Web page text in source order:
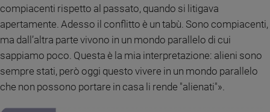
compiacenti rispetto al passato, quando si litigava
apertamente. Adesso il conflitto è un tabù. Sono compiacenti,
ma dall’altra parte vivono in un mondo parallelo di cui
sappiamo poco. Questa è la mia interpretazione: alieni sono
sempre stati, però oggi questo vivere in un mondo parallelo
che non possono portare in casa li rende "alienati"».